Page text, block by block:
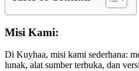
Misi Kami:
Di Kuyhaa, misi kami sederhana:
lunak, alat sumber terbuka, dan